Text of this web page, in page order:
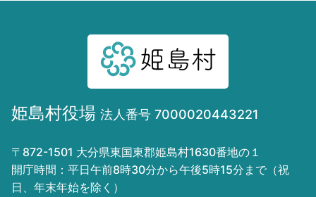
姫島村役場 法人番号 7000020443221
〒872-1501 大分県東国東郡姫島村1630番地の１
開庁時間：平日午前8時30分から午後5時15分まで（祝
日、年末年始を除く）